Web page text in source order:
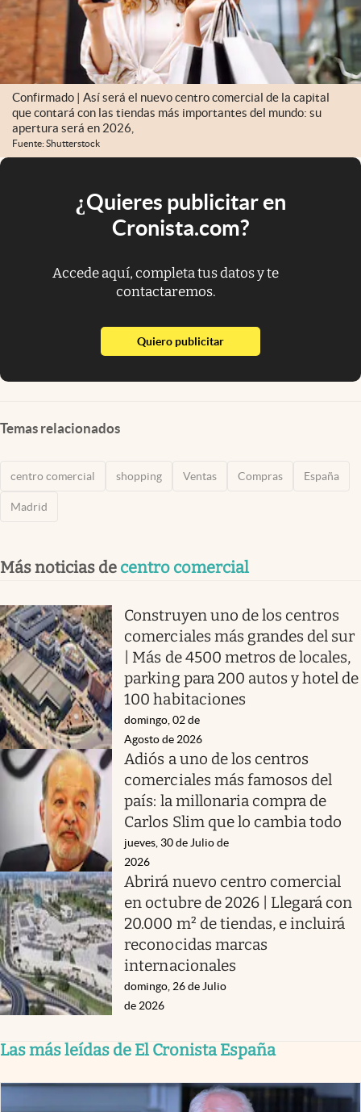
Confirmado | Así será el nuevo centro comercial de la capital
que contará con las tiendas más importantes del mundo: su
apertura será en 2026,
Fuente: Shutterstock
¿Quieres publicitar en
Cronista.com?
Accede aquí, completa tus datos y te
contactaremos.
Quiero publicitarabre en nueva pestaña
Temas relacionados
centro comercial shopping Ventas Compras España
Madrid
Más noticias de centro comercial
Construyen uno de los centros
comerciales más grandes del sur
| Más de 4500 metros de locales,
parking para 200 autos y hotel de
100 habitaciones
domingo, 02 de
Agosto de 2026
Adiós a uno de los centros
comerciales más famosos del
país: la millonaria compra de
Carlos Slim que lo cambia todo
jueves, 30 de Julio de
2026
Abrirá nuevo centro comercial
en octubre de 2026 | Llegará con
20.000 m² de tiendas, e incluirá
reconocidas marcas
internacionales
domingo, 26 de Julio
de 2026
Las más leídas de El Cronista España